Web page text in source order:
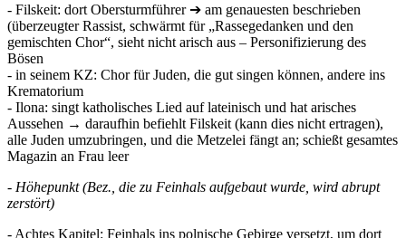
- Filskeit: dort Obersturmführer ➔ am genauesten beschrieben
(überzeugter Rassist, schwärmt für „Rassegedanken und den
gemischten Chor“, sieht nicht arisch aus – Personifizierung des
Bösen
- in seinem KZ: Chor für Juden, die gut singen können, andere ins
Krematorium
- Ilona: singt katholisches Lied auf lateinisch und hat arisches
Aussehen → daraufhin befiehlt Filskeit (kann dies nicht ertragen),
alle Juden umzubringen, und die Metzelei fängt an; schießt gesamtes
Magazin an Frau leer
- Höhepunkt (Bez., die zu Feinhals aufgebaut wurde, wird abrupt
zerstört)
- Achtes Kapitel: Feinhals ins polnische Gebirge versetzt, um dort